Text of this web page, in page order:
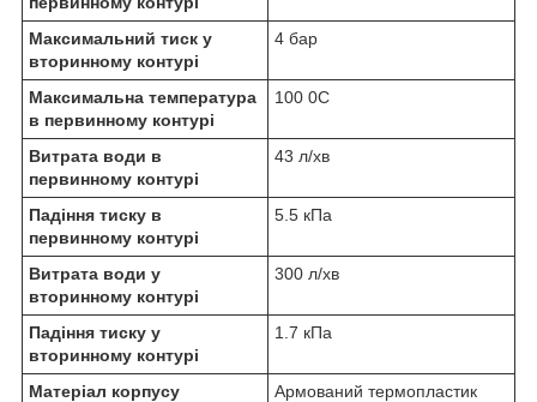
Максимальний тиск у
вторинному контурі
4 бар
Максимальна температура
в первинному контурі
100 0С
Витрата води в
первинному контурі
43 л/хв
Падіння тиску в
первинному контурі
5.5 кПа
Витрата води у
вторинному контурі
300 л/хв
Падіння тиску у
вторинному контурі
1.7 кПа
Матеріал корпусу
Армований термопластик